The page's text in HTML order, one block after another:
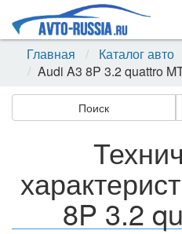
Главная
Каталог авто
Audi A3 8P 3.2 quattro
Поиск
8P 3.2